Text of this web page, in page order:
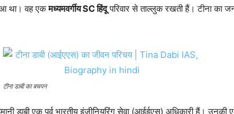
था। वह एकमध्यमवर्गीय SC हिंदूपरिवार से ताल्लुक रखती हैं। टीना का
टीना डाबी का बचपन
डाबी एक पूर्व भारतीय इंजीनियरिंग सेवा (आईईएस) अधिकारी हैं। उनकी